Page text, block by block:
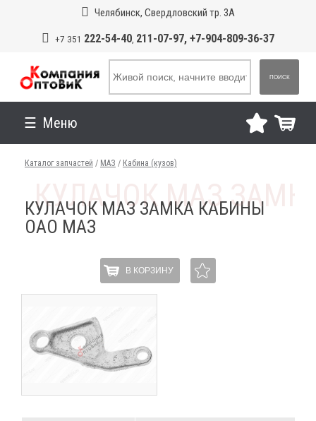
Челябинск, Свердловский тр. 3А
+7 351 222-54-40, 211-07-97, +7-904-809-36-37
ПОИСК
Меню
Каталог запчастей / МАЗ / Кабина (кузов)
КУЛАЧОК МАЗ ЗАМКА КАБИНЫ
ОАО МАЗ
В КОРЗИНУ